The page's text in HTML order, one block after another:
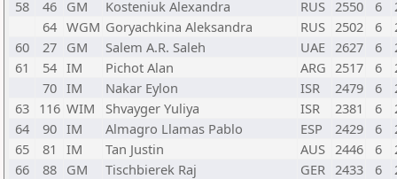
58
46 GM Kosteniuk Alexandra RUS 2550 6
64 WGM Goryachkina Aleksandra RUS 2502 6
60
27 GM Salem A.R. Saleh UAE 2627 6
61
54 IM Pichot Alan ARG 2517 6
70 IM Nakar Eylon ISR 2479 6
63 116 WIM Shvayger Yuliya ISR 2381 6
64
90 IM Almagro Llamas Pablo ESP 2429 6
65
81 IM Tan Justin AUS 2446 6
66
88 GM Tischbierek Raj GER 2433 6